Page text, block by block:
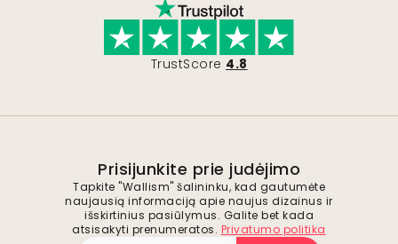
TrustScore 4.8
Prisijunkite prie judėjimo
Tapkite "Wallism" šalininku, kad gautumėte
naujausią informaciją apie naujus dizainus ir
išskirtinius pasiūlymus. Galite bet kada
atsisakyti prenumeratos. Privatumo politika